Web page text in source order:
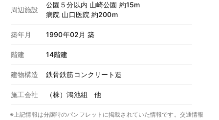
周辺施設
公園５分以内 山崎公園 約15m
病院 山口医院 約200m
築年月 1990年02月 築
階建 14階建
建物構造 鉄骨鉄筋コンクリート造
施工会社 （株）鴻池組 他
※上記情報は分譲時のパンフレットに掲載されていた情報です。交通情報